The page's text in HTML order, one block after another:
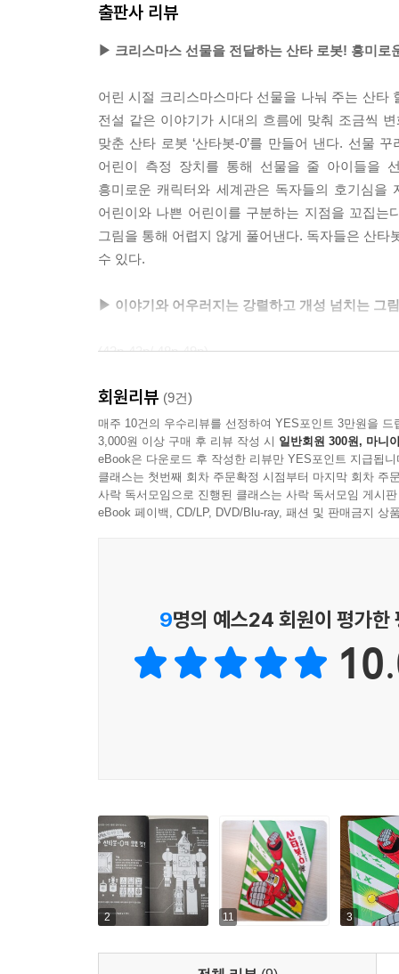
출판사 리뷰
▶ 크리스마스 선물을 전달하는 산타 로봇! 흥미로
어린 시절 크리스마스마다 선물을 나눠 주는 산타
전설 같은 이야기가 시대의 흐름에 맞춰 조금씩
맞춘 산타 로봇 ‘산타봇-0’를 만들어 낸다. 선물
어린이 측정 장치를 통해 선물을 줄 아이들을
흥미로운 캐릭터와 세계관은 독자들의 호기심
어린이와 나쁜 어린이를 구분하는 지점을 꼬집
그림을 통해 어렵지 않게 풀어낸다. 독자들은 산
수 있다.
▶ 이야기와 어우러지는 강렬하고 개성 넘치는 그림
(42p-43p/ 48p-49p)
펼쳐진다. 모험이 시작되면서 만난 다양한 괴
구성되어 있는 본문의 그림은 장면마다 다른 명도
산타봇-0의 격투 장면은 강렬한 그림과 만나 더욱
세계의 배경을 개성 넘치는 그림을 통해 만나볼 수
▶ 착한 어린이의 기준은 무엇일까? 크리스마스로
어린이인 ‘데모나’를 만난 후 조금씩 변화한다.
『산타봇-0』는 크리스마스라는 기념일로 어
아이들은 구별 없이 아이들 그 자체로 인정받고
이제 인공지능과 로봇은 우리에게 아주 가까운
지금보다 더 많은 로봇과 공존하는 일상은 그렇
다양한 빅데이터를 가지고 있지만, 아직까지 인
로봇과 크게 다르지 않다. 빅데이터를 통해 어린
하지 못한다. 하지만 산타봇-0는 알티산과 데모
로봇의 한계와 미래에 대해 간접적으로 경험해
따른 방법과 태도를 떠올려 볼 수 있다.
회원리뷰 (9건)
매주 10건의 우수리뷰를 선정하여 YES포인트 3만원을 드
3,000원 이상 구매 후 리뷰 작성 시 일반회원 300원, 마니
eBook은 다운로드 후 작성한 리뷰만 YES포인트 지급됩니
클래스는 첫번째 회차 주문확정 시점부터 마지막 회차 주
사락 독서모임으로 진행된 클래스는 사락 독서모임 게시
eBook 페이백, CD/LP, DVD/Blu-ray, 패션 및 판매금지 상
9명의 예스24 회원이 평가한
2 11 3